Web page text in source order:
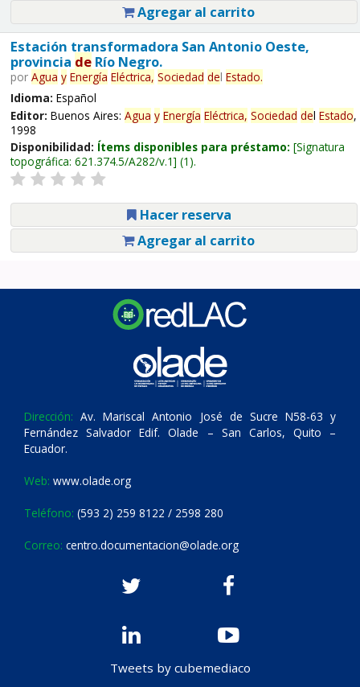
Agregar al carrito
Estación transformadora San Antonio Oeste,
provincia deRío Negro.
por Agua y Energía Eléctrica, Sociedad del Estado.
Idioma: Español
Editor: Buenos Aires: Agua y Energía Eléctrica, Sociedad del Estado,
1998
Disponibilidad: Ítems disponibles para préstamo: Signatura
topográfica: 621.374.5/A282/v.1 (1).
Hacer reserva
Agregar al carrito
Dirección: Av. Mariscal Antonio José de Sucre N58-63 y
Fernández Salvador Edif. Olade – San Carlos, Quito –
Ecuador.
Web: www.olade.org
Teléfono: (593 2) 259 8122 / 2598 280
Correo: centro.documentacion@olade.org
Tweets by cubemediaco